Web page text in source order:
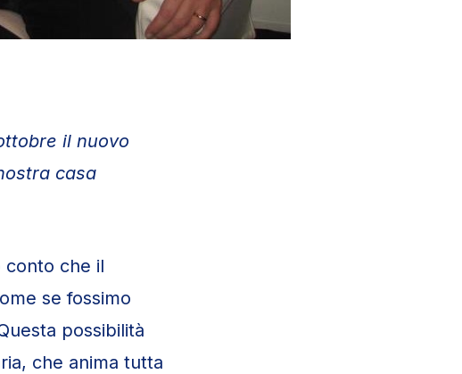
il nuovo
casa
conto che il
se fossimo
possibilità
che anima tutta